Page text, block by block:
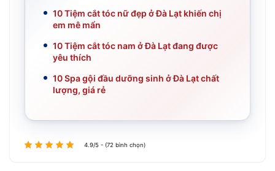
10 Tiệm cắt tóc nữ đẹp ở Đà Lạt khiến chị
em mê mẩn
10 Tiệm cắt tóc nam ở Đà Lạt đang được
yêu thích
10 Spa gội đầu dưỡng sinh ở Đà Lạt chất
lượng, giá rẻ
4.9/5 - (72 bình chọn)